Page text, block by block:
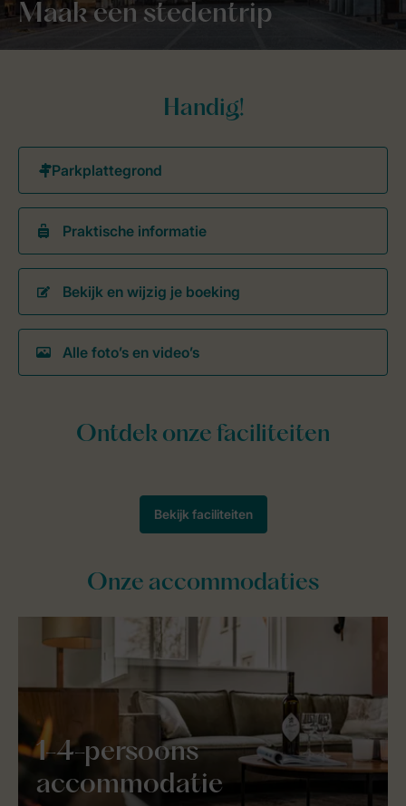
Maak een stedentrip
Handig!
Praktische informatie
Bekijk en wijzig je boeking
Alle foto’s en video’s
Onze accommodaties
1-4-persoons
accommodatie